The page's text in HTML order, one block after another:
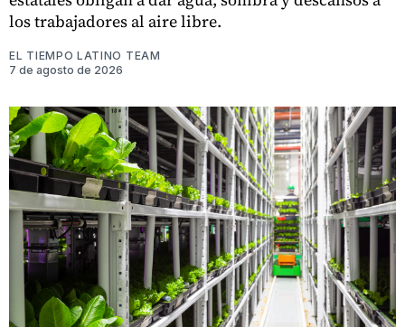
los trabajadores al aire libre.
EL TIEMPO LATINO TEAM
7 de agosto de 2026